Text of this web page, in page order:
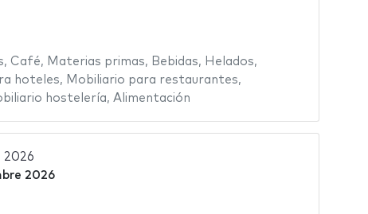
, Café, Materias primas, Bebidas, Helados,
hoteles, Mobiliario para restaurantes,
hostelería, Alimentación
2026
2026